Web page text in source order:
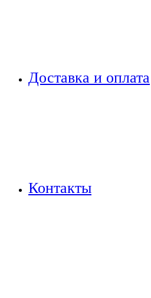
Доставка и оплата
Контакты